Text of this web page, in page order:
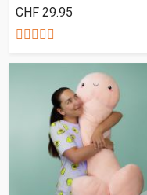
CHF 29.95